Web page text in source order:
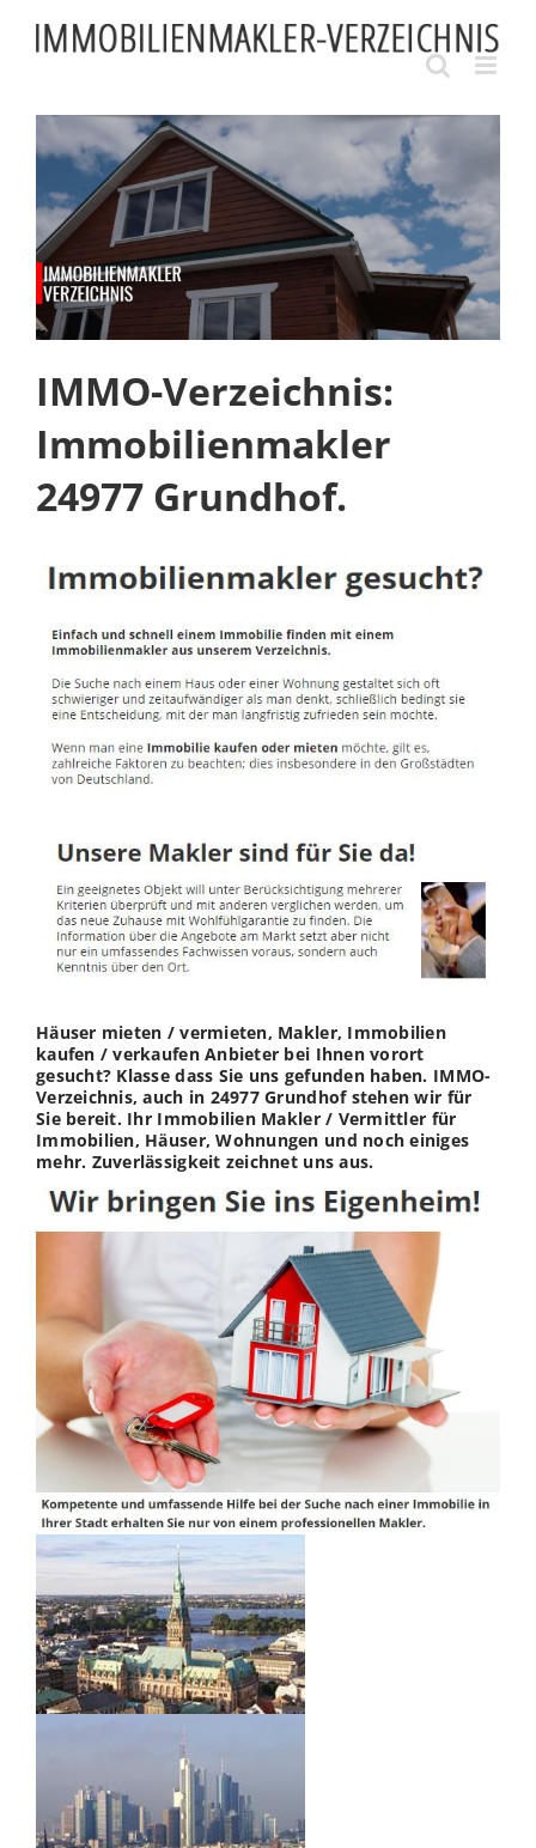
content
IMMO-Verzeichnis:
Immobilienmakler
24977 Grundhof.
Häuser mieten / vermieten, Makler, Immobilien
kaufen / verkaufen Anbieter bei Ihnen vorort
gesucht? Klasse dass Sie uns gefunden haben. IMMO-
Verzeichnis, auch in 24977 Grundhof stehen wir für
Sie bereit. Ihr Immobilien Makler / Vermittler für
Immobilien, Häuser, Wohnungen und noch einiges
mehr. Zuverlässigkeit zeichnet uns aus.